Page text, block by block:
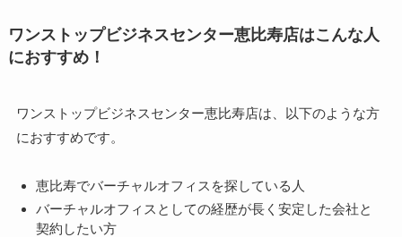
ワンストップビジネスセンター恵比寿店はこんな人
におすすめ！
ワンストップビジネスセンター恵比寿店は、以下のような方
におすすめです。
恵比寿でバーチャルオフィスを探している人
バーチャルオフィスとしての経歴が長く安定した会社と
契約したい方